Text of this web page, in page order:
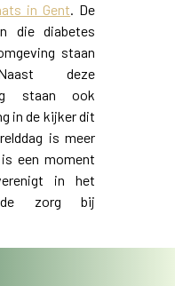
in Gent. De
die diabetes
staan
deze
staan ook
in de kijker dit
is meer
een moment
in het
de zorg bij